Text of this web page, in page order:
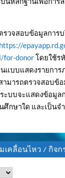
รวจสอบข้อมูลการ
https://
for-donorโดยใช้ร
แบบแสดงรายการ
ามารถตรวจสอบข้
ะบบจะแสดงข้อมูล
กษาใด และเป็นจำ
เคลื่อนไหว / กิจก